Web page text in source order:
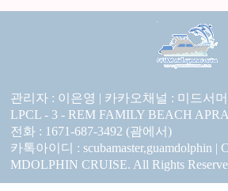
관리자 : 이은영 | 카카오채널 : 미드서
LPCL - 3 - REM FAMILY BEACH
전화 : 1671-687-3492 (괌에서)
카톡아이디 : scubamaster,guamdolphin |
MDOLPHIN CRUISE. All Rights